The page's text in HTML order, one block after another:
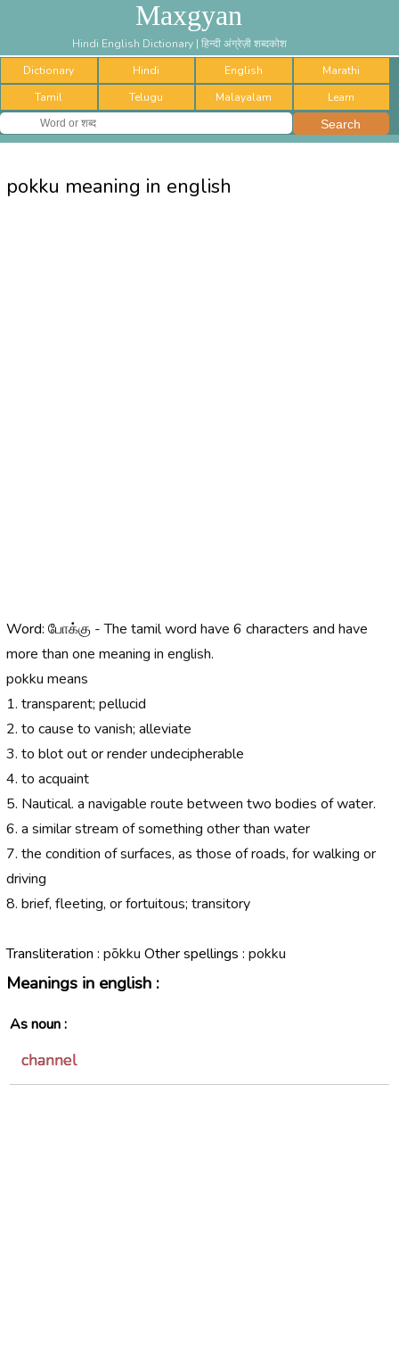
Maxgyan
Hindi English Dictionary | हिन्दी अंग्रेज़ी शब्दकोश
Dictionary
Hindi English
Marathi
Tamil
Telugu Malayalam Learn
pokku meaning in english
Word: போக்கு - The tamil word have 6 characters and have
more than one meaning in english.
pokku means
1. transparent; pellucid
2. to cause to vanish; alleviate
3. to blot out or render undecipherable
4. to acquaint
5. Nautical. a navigable route between two bodies of water.
6. a similar stream of something other than water
7. the condition of surfaces, as those of roads, for walking or
driving
8. brief, fleeting, or fortuitous; transitory
Transliteration : pōkku Other spellings : pokku
Meanings in english :
As noun :
channel